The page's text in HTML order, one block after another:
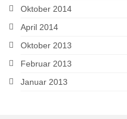
Oktober 2014
April 2014
Oktober 2013
Februar 2013
Januar 2013